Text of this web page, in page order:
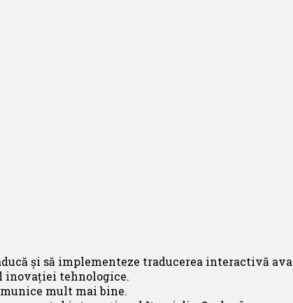
și să implementeze traducerea interactivă
inovației tehnologice.
mult mai bine.